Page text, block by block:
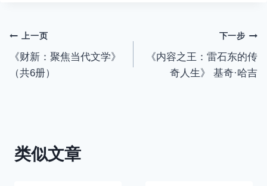
文
章
上一页
《财新：聚焦当代文学》
（共6册）
下一步
《内容之王：雷石东的传
奇人生》 基奇·哈吉
类似文章